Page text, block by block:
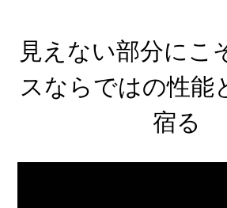
見えない部分にこ
スならではの性能
宿る